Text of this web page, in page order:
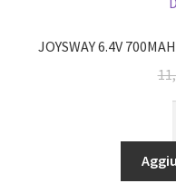
JOYSWAY 6.4V